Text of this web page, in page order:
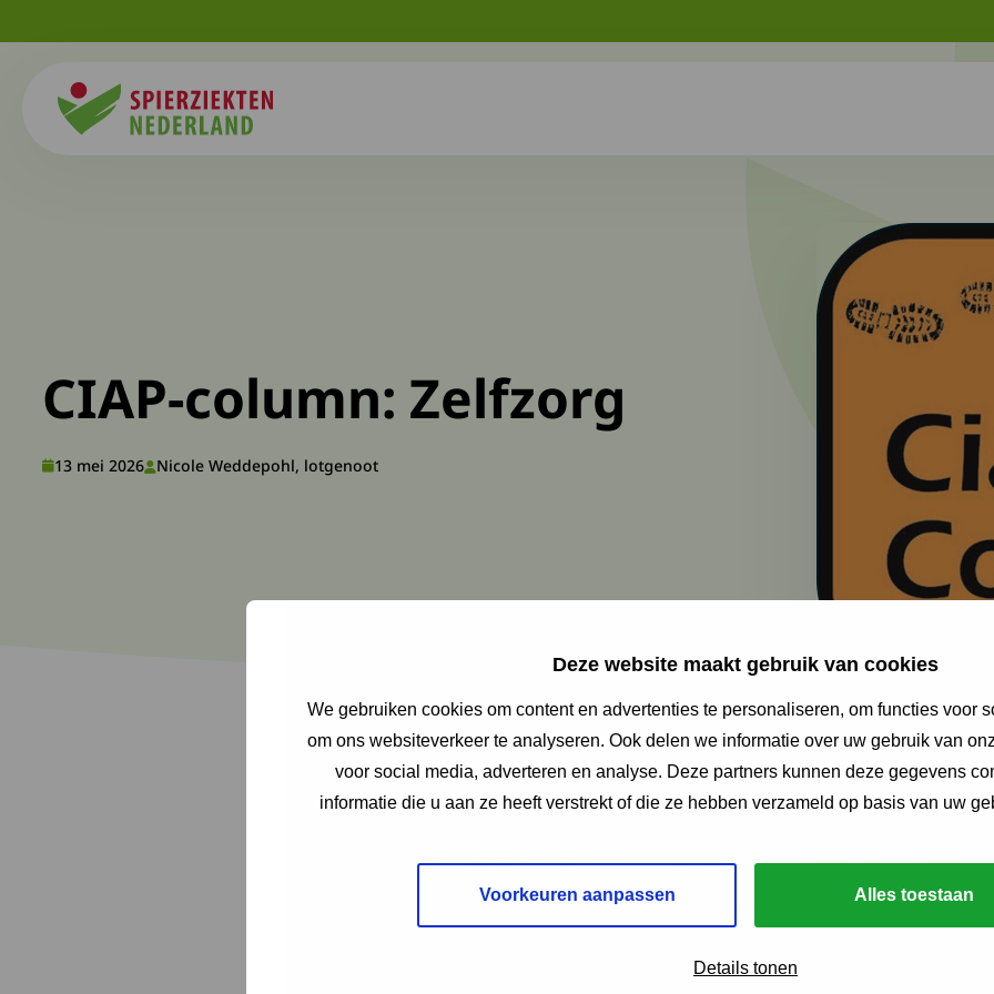
Deze website maakt gebruik van cookies
We gebruiken cookies om content en advertenties te personaliseren, om functies voor
om ons websiteverkeer te analyseren. Ook delen we informatie over uw gebruik van
voor social media, adverteren en analyse. Deze partners kunnen deze gegevens
informatie die u aan ze heeft verstrekt of die ze hebben verzameld op basis van uw
Voorkeuren aanpassen Alles toestaan
Details tonen
CIAP-column: Zelfzorg
13 mei 2026 Nicole Weddepohl, lotgenoot
Ik kan waarschijnlijk niet echt zeggen dat ik goed voor
wel?). Ik woon (nu nog) alleen en koken is iets waar ik
kan opbrengen. Ik eet te veel chocolade en beweeg te